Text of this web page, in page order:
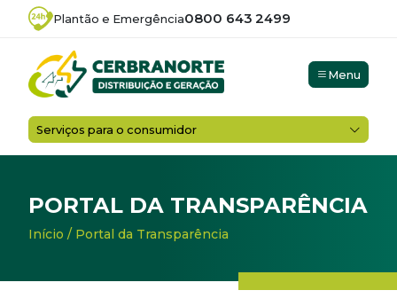
Plantão e Emergência0800 643 2499
Menu
Serviços para o consumidor
PORTAL DA TRANSPARÊNCIA
Início / Portal da Transparência